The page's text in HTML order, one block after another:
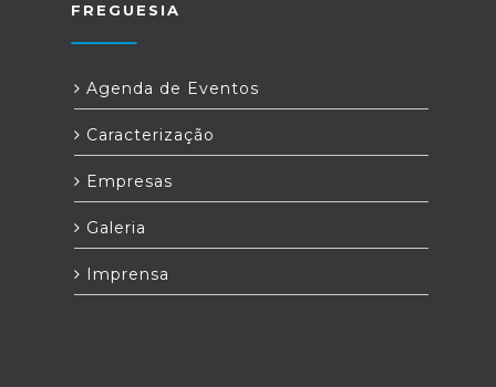
FREGUESIA
Agenda de Eventos
Caracterização
Empresas
Galeria
Imprensa